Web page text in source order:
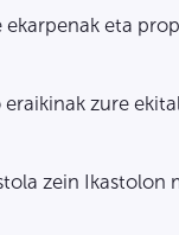
eta
eraikinak zure
zein Ikastolon